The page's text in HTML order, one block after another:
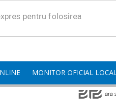
pentru folosirea
MONITOR OFICIAL